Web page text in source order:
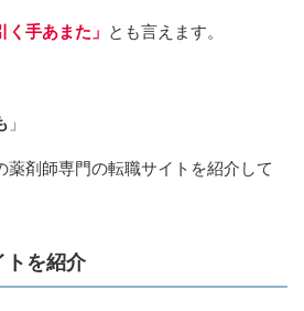
手あまた」 とも言えます。
」
薬剤師専門の転職サイトを紹介して
トを紹介